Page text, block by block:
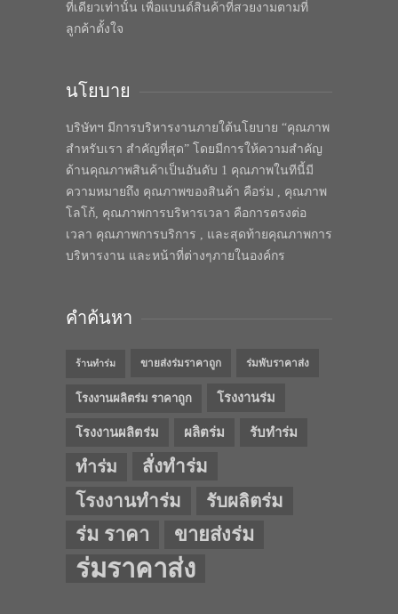
ที่เดียวเท่านั้น เพื่อแบนด์สินค้าที่สวยงามตามที่
ลูกค้าตั้งใจ
นโยบาย
บริษัทฯ มีการบริหารงานภายใต้นโยบาย “คุณภาพ
สำหรับเรา สำคัญที่สุด” โดยมีการให้ความสำคัญ
ด้านคุณภาพสินค้าเป็นอันดับ 1 คุณภาพในทีนี้มี
ความหมายถึง คุณภาพของสินค้า คือร่ม , คุณภาพ
โลโก้, คุณภาพการบริหารเวลา คือการตรงต่อ
เวลา คุณภาพการบริการ , และสุดท้ายคุณภาพการ
บริหารงาน และหน้าที่ต่างๆภายในองค์กร
คำค้นหา
ร้านทำร่ม ขายส่งร่มราคาถูก ร่มพับราคาส่ง
โรงงานผลิตร่ม ราคาถูก โรงงานร่ม
โรงงานผลิตร่ม ผลิตร่ม รับทำร่ม
ทำร่ม
สั่งทำร่ม
โรงงานทำร่ม
รับผลิตร่ม
ร่ม ราคา ขายส่งร่ม
ร่มราคาส่ง